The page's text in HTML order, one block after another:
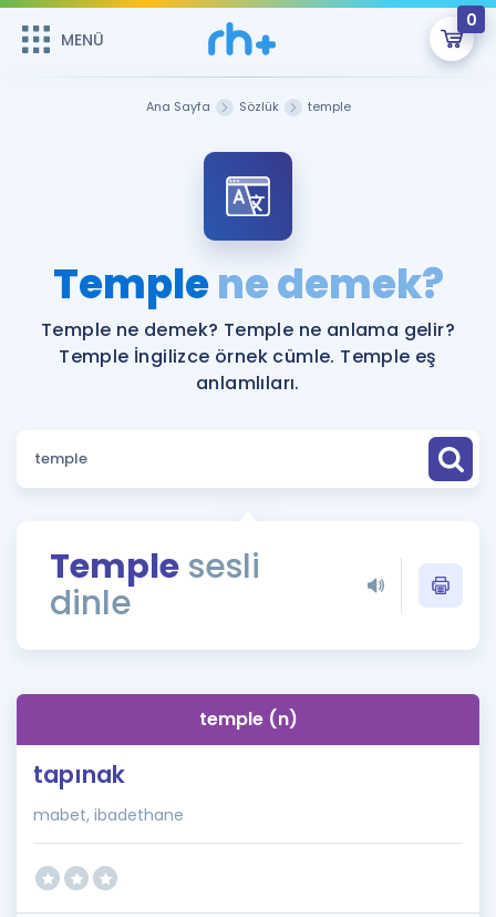
MENÜ
0
ÜYE DEĞİLİM
Sepetin Şu An Boş.
Remzi Hoca ile seni sınava hazırlayacak onlarca eğitim seni
bekliyor!
MENÜ
Katılımcı Görüşleri
Faydalı Araçlar
Sözlük
Rehberlik Aracı
ÖSYM Sınav Takvimi
İngilizce Gramer
Hakkımızda
Ana Sayfa Sözlük temple
Templene demek?
Temple ne demek? Temple ne anlama gelir?
Temple İngilizce örnek cümle. Temple eş
anlamlıları.
Temple sesli
dinle
temple (n)
tapınak
mabet, ibadethane